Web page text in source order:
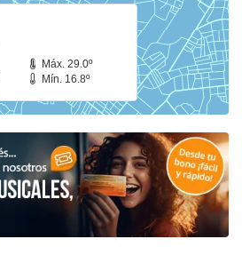
Máx. 29.0º
Mín. 16.8º